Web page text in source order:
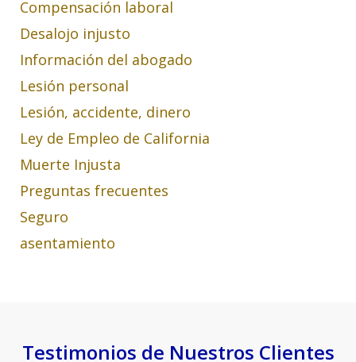
Compensación laboral
Desalojo injusto
Información del abogado
Lesión personal
Lesión, accidente, dinero
Ley de Empleo de California
Muerte Injusta
Preguntas frecuentes
Seguro
asentamiento
Testimonios de Nuestros Clientes